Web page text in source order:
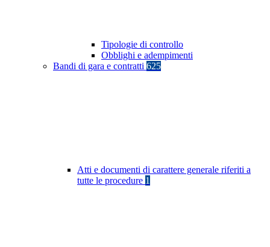
Tipologie di controllo
Obblighi e adempimenti
Bandi di gara e contratti 625
Atti e documenti di carattere generale riferiti a
tutte le procedure 1